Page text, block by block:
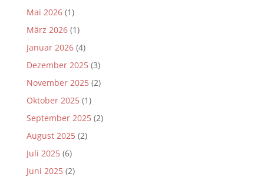
Mai 2026(1)
März 2026(1)
Januar 2026(4)
Dezember 2025(3)
November 2025(2)
Oktober 2025(1)
September 2025(2)
August 2025(2)
Juli 2025(6)
Juni 2025(2)